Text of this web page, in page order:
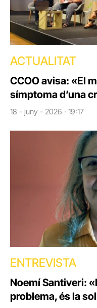
ACTUALITAT
CCOO avisa: «El
símptoma d’una
18 - juny - 2026 · 19:17
ENTREVISTA
Noemí Santiveri:
problema, és la